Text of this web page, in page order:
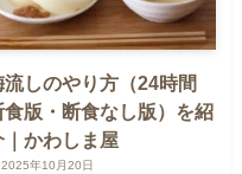
流しのやり方（24時間
食版・断食なし版）を紹
｜かわしま屋
2025年10月20日